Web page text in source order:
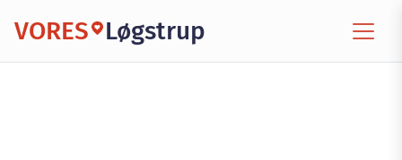
VORES Løgstrup